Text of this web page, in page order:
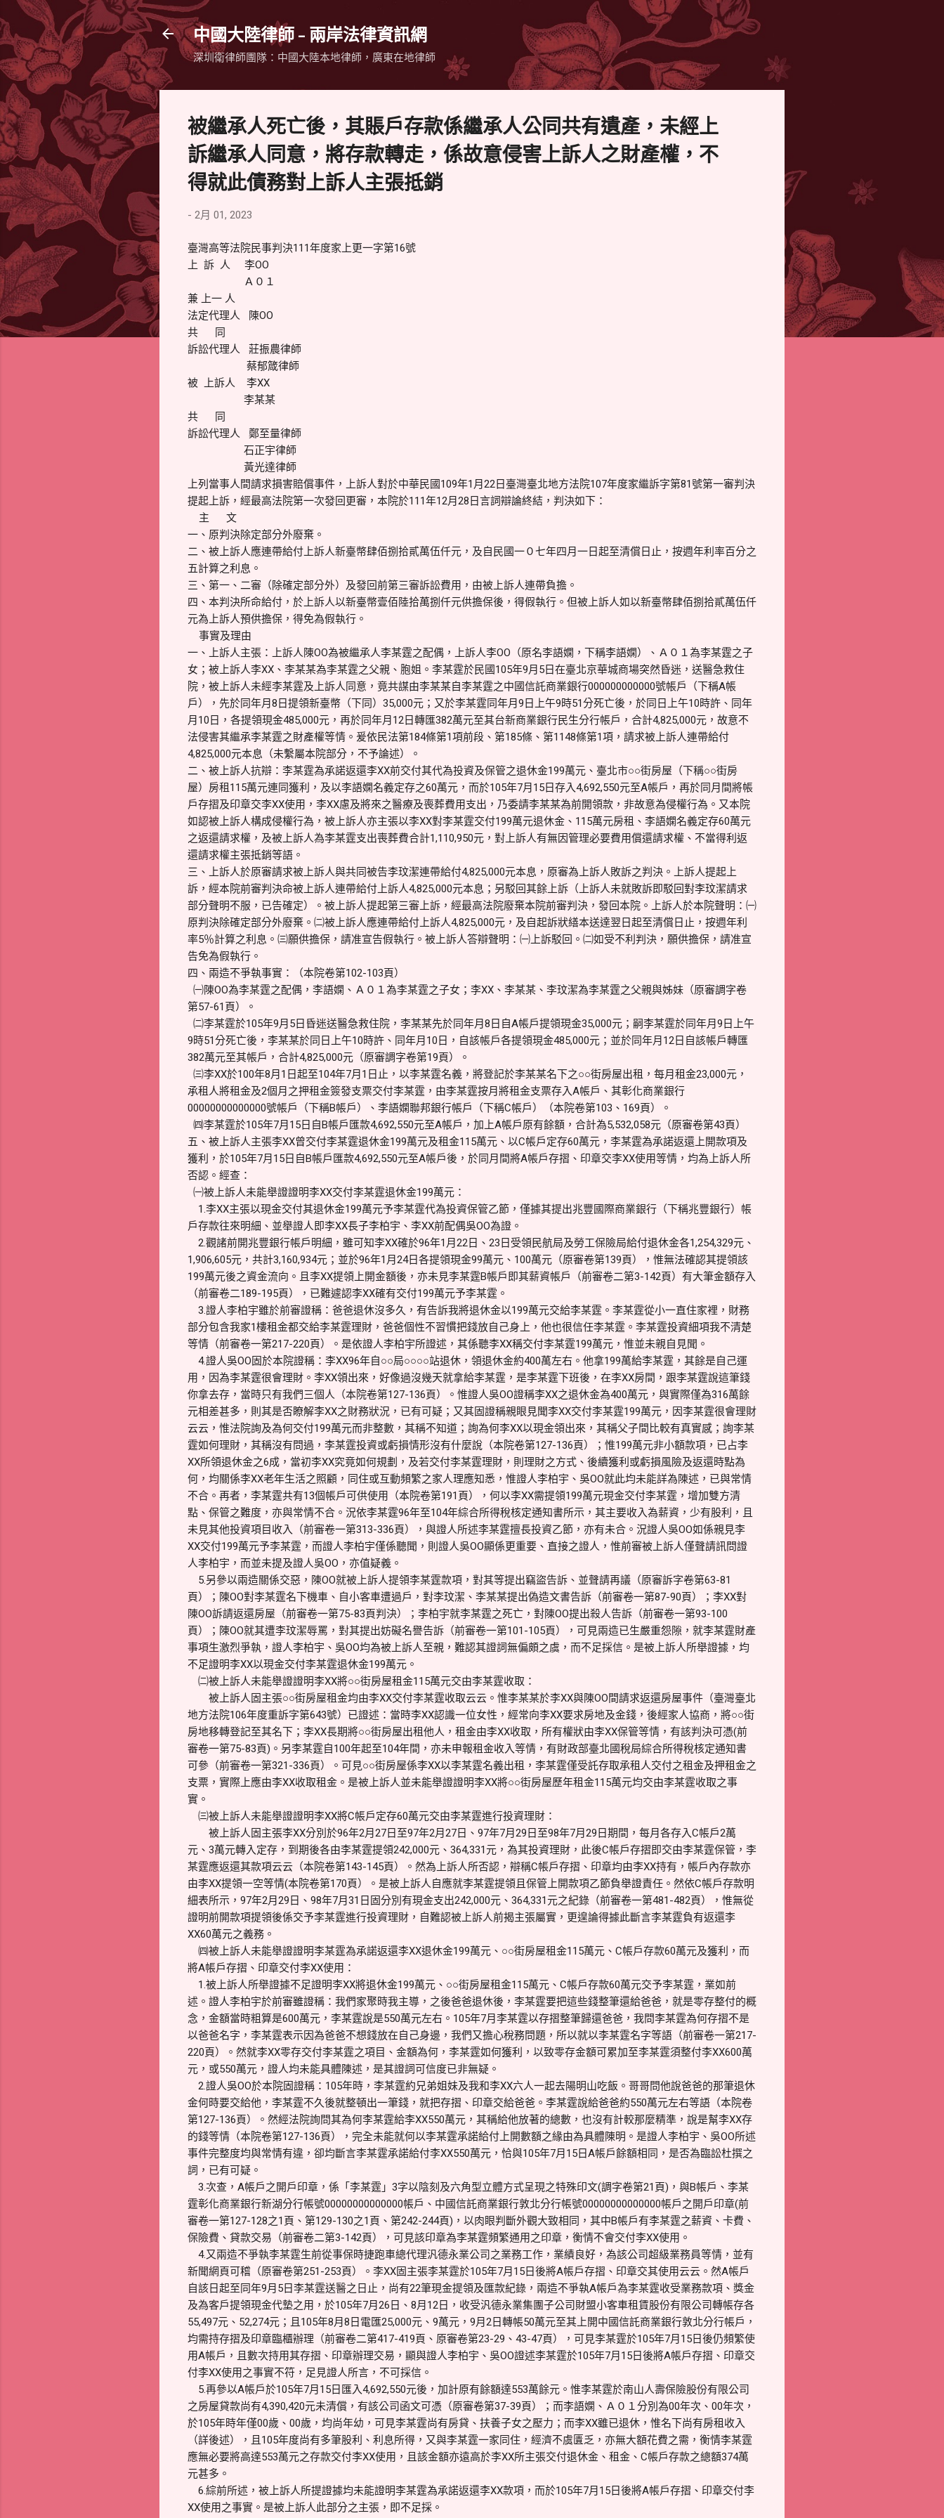
中國大陸律師 - 兩岸法律資訊網
深圳衛律師團隊：中國大陸本地律師，廣東在地律師
被繼承人死亡後，其賬戶存款係繼承人公同共有遺產，未經上
訴繼承人同意，將存款轉走，係故意侵害上訴人之財產權，不
得就此債務對上訴人主張抵銷
- 2月 01, 2023
臺灣高等法院民事判決111年度家上更一字第16號
上 訴 人 李OO
Ａ０１
兼 上一 人
法定代理人 陳OO
共 同
訴訟代理人 莊振農律師
蔡郁箴律師
被 上訴人 李XX
李某某
共 同
訴訟代理人 鄭至量律師
石正宇律師
黃光達律師
上列當事人間請求損害賠償事件，上訴人對於中華民國109年1月22日臺灣臺北地方法院107年度家繼訴字第81號第一審判決
提起上訴，經最高法院第一次發回更審，本院於111年12月28日言詞辯論終結，判決如下：
主 文
一、原判決除定部分外廢棄。
二、被上訴人應連帶給付上訴人新臺幣肆佰捌拾貳萬伍仟元，及自民國一０七年四月一日起至清償日止，按週年利率百分之
五計算之利息。
三、第一、二審（除確定部分外）及發回前第三審訴訟費用，由被上訴人連帶負擔。
四、本判決所命給付，於上訴人以新臺幣壹佰陸拾萬捌仟元供擔保後，得假執行。但被上訴人如以新臺幣肆佰捌拾貳萬伍仟
元為上訴人預供擔保，得免為假執行。
事實及理由
一、上訴人主張：上訴人陳OO為被繼承人李某霆之配偶，上訴人李OO（原名李語嫻，下稱李語嫻）、Ａ０１為李某霆之子
女；被上訴人李XX、李某某為李某霆之父親、胞姐。李某霆於民國105年9月5日在臺北京華城商場突然昏迷，送醫急救住
院，被上訴人未經李某霆及上訴人同意，竟共謀由李某某自李某霆之中國信託商業銀行000000000000號帳戶（下稱A帳
戶），先於同年月8日提領新臺幣（下同）35,000元；又於李某霆同年月9日上午9時51分死亡後，於同日上午10時許、同年
月10日，各提領現金485,000元，再於同年月12日轉匯382萬元至其台新商業銀行民生分行帳戶，合計4,825,000元，故意不
法侵害其繼承李某霆之財產權等情。爰依民法第184條第1項前段、第185條、第1148條第1項，請求被上訴人連帶給付
4,825,000元本息（未繫屬本院部分，不予論述）。
二、被上訴人抗辯：李某霆為承諾返還李XX前交付其代為投資及保管之退休金199萬元、臺北市○○街房屋（下稱○○街房
屋）房租115萬元連同獲利，及以李語嫻名義定存之60萬元，而於105年7月15日存入4,692,550元至A帳戶，再於同月間將帳
戶存摺及印章交李XX使用，李XX慮及將來之醫療及喪葬費用支出，乃委請李某某為前開領款，非故意為侵權行為。又本院
如認被上訴人構成侵權行為，被上訴人亦主張以李XX對李某霆交付199萬元退休金、115萬元房租、李語嫻名義定存60萬元
之返還請求權，及被上訴人為李某霆支出喪葬費合計1,110,950元，對上訴人有無因管理必要費用償還請求權、不當得利返
還請求權主張抵銷等語。
三、上訴人於原審請求被上訴人與共同被告李玟潔連帶給付4,825,000元本息，原審為上訴人敗訴之判決。上訴人提起上
訴，經本院前審判決命被上訴人連帶給付上訴人4,825,000元本息；另駁回其餘上訴（上訴人未就敗訴即駁回對李玟潔請求
部分聲明不服，已告確定）。被上訴人提起第三審上訴，經最高法院廢棄本院前審判決，發回本院。上訴人於本院聲明：㈠
原判決除確定部分外廢棄。㈡被上訴人應連帶給付上訴人4,825,000元，及自起訴狀繕本送達翌日起至清償日止，按週年利
率5％計算之利息。㈢願供擔保，請准宣告假執行。被上訴人答辯聲明：㈠上訴駁回。㈡如受不利判決，願供擔保，請准宣
告免為假執行。
四、兩造不爭執事實：（本院卷第102-103頁）
㈠陳OO為李某霆之配偶，李語嫻、Ａ０１為李某霆之子女；李XX、李某某、李玟潔為李某霆之父親與姊妹（原審調字卷
第57-61頁）。
㈡李某霆於105年9月5日昏迷送醫急救住院，李某某先於同年月8日自A帳戶提領現金35,000元；嗣李某霆於同年月9日上午
9時51分死亡後，李某某於同日上午10時許、同年月10日，自該帳戶各提領現金485,000元；並於同年月12日自該帳戶轉匯
382萬元至其帳戶，合計4,825,000元（原審調字卷第19頁）。
㈢李XX於100年8月1日起至104年7月1日止，以李某霆名義，將登記於李某某名下之○○街房屋出租，每月租金23,000元，
承租人將租金及2個月之押租金簽發支票交付李某霆，由李某霆按月將租金支票存入A帳戶、其彰化商業銀行
00000000000000號帳戶（下稱B帳戶）、李語嫻聯邦銀行帳戶（下稱C帳戶）（本院卷第103、169頁）。
㈣李某霆於105年7月15日自B帳戶匯款4,692,550元至A帳戶，加上A帳戶原有餘額，合計為5,532,058元（原審卷第43頁）
五、被上訴人主張李XX曾交付李某霆退休金199萬元及租金115萬元、以C帳戶定存60萬元，李某霆為承諾返還上開款項及
獲利，於105年7月15日自B帳戶匯款4,692,550元至A帳戶後，於同月間將A帳戶存摺、印章交李XX使用等情，均為上訴人所
否認。經查：
㈠被上訴人未能舉證證明李XX交付李某霆退休金199萬元：
1.李XX主張以現金交付其退休金199萬元予李某霆代為投資保管乙節，僅據其提出兆豐國際商業銀行（下稱兆豐銀行）帳
戶存款往來明細、並舉證人即李XX長子李柏宇、李XX前配偶吳OO為證。
2.觀諸前開兆豐銀行帳戶明細，雖可知李XX確於96年1月22日、23日受領民航局及勞工保險局給付退休金各1,254,329元、
1,906,605元，共計3,160,934元；並於96年1月24日各提領現金99萬元、100萬元（原審卷第139頁），惟無法確認其提領該
199萬元後之資金流向。且李XX提領上開金額後，亦未見李某霆B帳戶即其薪資帳戶（前審卷二第3-142頁）有大筆金額存入
（前審卷二189-195頁），已難遽認李XX確有交付199萬元予李某霆。
3.證人李柏宇雖於前審證稱：爸爸退休沒多久，有告訴我將退休金以199萬元交給李某霆。李某霆從小一直住家裡，財務
部分包含我家1樓租金都交給李某霆理財，爸爸個性不習慣把錢放自己身上，他也很信任李某霆。李某霆投資細項我不清楚
等情（前審卷一第217-220頁）。是依證人李柏宇所證述，其係聽李XX稱交付李某霆199萬元，惟並未親自見聞。
4.證人吳OO固於本院證稱：李XX96年自○○局○○○○站退休，領退休金約400萬左右。他拿199萬給李某霆，其餘是自己運
用，因為李某霆很會理財。李XX領出來，好像過沒幾天就拿給李某霆，是李某霆下班後，在李XX房間，跟李某霆說這筆錢
你拿去存，當時只有我們三個人（本院卷第127-136頁）。惟證人吳OO證稱李XX之退休金為400萬元，與實際僅為316萬餘
元相差甚多，則其是否瞭解李XX之財務狀況，已有可疑；又其固證稱親眼見聞李XX交付李某霆199萬元，因李某霆很會理財
云云，惟法院詢及為何交付199萬元而非整數，其稱不知道；詢為何李XX以現金領出來，其稱父子間比較有真實感；詢李某
霆如何理財，其稱沒有問過，李某霆投資或虧損情形沒有什麼說（本院卷第127-136頁）；惟199萬元非小額款項，已占李
XX所領退休金之6成，當初李XX究竟如何規劃，及若交付李某霆理財，則理財之方式、後續獲利或虧損風險及返還時點為
何，均關係李XX老年生活之照顧，同住或互動頻繁之家人理應知悉，惟證人李柏宇、吳OO就此均未能詳為陳述，已與常情
不合。再者，李某霆共有13個帳戶可供使用（本院卷第191頁），何以李XX需提領199萬元現金交付李某霆，增加雙方清
點、保管之難度，亦與常情不合。況依李某霆96年至104年綜合所得稅核定通知書所示，其主要收入為薪資，少有股利，且
未見其他投資項目收入（前審卷一第313-336頁），與證人所述李某霆擅長投資乙節，亦有未合。況證人吳OO如係親見李
XX交付199萬元予李某霆，而證人李柏宇僅係聽聞，則證人吳OO顯係更重要、直接之證人，惟前審被上訴人僅聲請訊問證
人李柏宇，而並未提及證人吳OO，亦值疑義。
5.另參以兩造關係交惡，陳OO就被上訴人提領李某霆款項，對其等提出竊盜告訴、並聲請再議（原審訴字卷第63-81
頁）；陳OO對李某霆名下機車、自小客車遭過戶，對李玟潔、李某某提出偽造文書告訴（前審卷一第87-90頁）；李XX對
陳OO訴請返還房屋（前審卷一第75-83頁判決）；李柏宇就李某霆之死亡，對陳OO提出殺人告訴（前審卷一第93-100
頁）；陳OO就其遭李玟潔辱罵，對其提出妨礙名譽告訴（前審卷一第101-105頁），可見兩造已生嚴重怨隙，就李某霆財產
事項生激烈爭執，證人李柏宇、吳OO均為被上訴人至親，難認其證詞無偏頗之虞，而不足採信。是被上訴人所舉證據，均
不足證明李XX以現金交付李某霆退休金199萬元。
㈡被上訴人未能舉證證明李XX將○○街房屋租金115萬元交由李某霆收取：
被上訴人固主張○○街房屋租金均由李XX交付李某霆收取云云。惟李某某於李XX與陳OO間請求返還房屋事件（臺灣臺北
地方法院106年度重訴字第643號）已證述：當時李XX認識一位女性，經常向李XX要求房地及金錢，後經家人協商，將○○街
房地移轉登記至其名下；李XX長期將○○街房屋出租他人，租金由李XX收取，所有權狀由李XX保管等情，有該判決可憑(前
審卷一第75-83頁)。另李某霆自100年起至104年間，亦未申報租金收入等情，有財政部臺北國稅局綜合所得稅核定通知書
可參（前審卷一第321-336頁）。可見○○街房屋係李XX以李某霆名義出租，李某霆僅受託存取承租人交付之租金及押租金之
支票，實際上應由李XX收取租金。是被上訴人並未能舉證證明李XX將○○街房屋歷年租金115萬元均交由李某霆收取之事
實。
㈢被上訴人未能舉證證明李XX將C帳戶定存60萬元交由李某霆進行投資理財：
被上訴人固主張李XX分別於96年2月27日至97年2月27日、97年7月29日至98年7月29日期間，每月各存入C帳戶2萬
元、3萬元轉入定存，到期後各由李某霆提領242,000元、364,331元，為其投資理財，此後C帳戶存摺即交由李某霆保管，李
某霆應返還其款項云云（本院卷第143-145頁）。然為上訴人所否認，辯稱C帳戶存摺、印章均由李XX持有，帳戶內存款亦
由李XX提領一空等情(本院卷第170頁）。是被上訴人自應就李某霆提領且保管上開款項乙節負舉證責任。然依C帳戶存款明
細表所示，97年2月29日、98年7月31日固分別有現金支出242,000元、364,331元之紀錄（前審卷一第481-482頁），惟無從
證明前開款項提領後係交予李某霆進行投資理財，自難認被上訴人前揭主張屬實，更遑論得據此斷言李某霆負有返還李
XX60萬元之義務。
㈣被上訴人未能舉證證明李某霆為承諾返還李XX退休金199萬元、○○街房屋租金115萬元、C帳戶存款60萬元及獲利，而
將A帳戶存摺、印章交付李XX使用：
1.被上訴人所舉證據不足證明李XX將退休金199萬元、○○街房屋租金115萬元、C帳戶存款60萬元交予李某霆，業如前
述。證人李柏宇於前審雖證稱：我們家聚時我主導，之後爸爸退休後，李某霆要把這些錢整筆還給爸爸，就是零存整付的概
念，金額當時粗算是600萬元，李某霆說是550萬元左右。105年7月李某霆以存摺整筆歸還爸爸，我問李某霆為何存摺不是
以爸爸名字，李某霆表示因為爸爸不想錢放在自己身邊，我們又擔心稅務問題，所以就以李某霆名字等語（前審卷一第217-
220頁）。然就李XX零存交付李某霆之項目、金額為何，李某霆如何獲利，以致零存金額可累加至李某霆須整付李XX600萬
元，或550萬元，證人均未能具體陳述，是其證詞可信度已非無疑。
2.證人吳OO於本院固證稱：105年時，李某霆約兄弟姐妹及我和李XX六人一起去陽明山吃飯。哥哥問他說爸爸的那筆退休
金何時要交給他，李某霆不久後就整頓出一筆錢，就把存摺、印章交給爸爸。李某霆說給爸爸約550萬元左右等語（本院卷
第127-136頁）。然經法院詢問其為何李某霆給李XX550萬元，其稱給他放著的總數，也沒有計較那麼精準，說是幫李XX存
的錢等情（本院卷第127-136頁），完全未能就何以李某霆承諾給付上開數額之緣由為具體陳明。是證人李柏宇、吳OO所述
事件完整度均與常情有違，卻均斷言李某霆承諾給付李XX550萬元，恰與105年7月15日A帳戶餘額相同，是否為臨訟杜撰之
詞，已有可疑。
3.次查，A帳戶之開戶印章，係「李某霆」3字以陰刻及六角型立體方式呈現之特殊印文(調字卷第21頁)，與B帳戶、李某
霆彰化商業銀行新湖分行帳號00000000000000帳戶、中國信託商業銀行敦北分行帳號00000000000000帳戶之開戶印章(前
審卷一第127-128之1頁、第129-130之1頁、第242-244頁)，以肉眼判斷外觀大致相同，其中B帳戶有李某霆之薪資、卡費、
保險費、貸款交易（前審卷二第3-142頁），可見該印章為李某霆頻繁通用之印章，衡情不會交付李XX使用。
4.又兩造不爭執李某霆生前從事保時捷跑車總代理汎德永業公司之業務工作，業績良好，為該公司超級業務員等情，並有
新聞網頁可稽（原審卷第251-253頁）。李XX固主張李某霆於105年7月15日後將A帳戶存摺、印章交其使用云云。然A帳戶
自該日起至同年9月5日李某霆送醫之日止，尚有22筆現金提領及匯款紀錄，兩造不爭執A帳戶為李某霆收受業務款項、獎金
及為客戶提領現金代墊之用，於105年7月26日、8月12日，收受汎德永業集團子公司財盟小客車租賃股份有限公司轉帳存各
55,497元、52,274元；且105年8月8日電匯25,000元、9萬元，9月2日轉帳50萬元至其上開中國信託商業銀行敦北分行帳戶，
均需持存摺及印章臨櫃辦理（前審卷二第417-419頁、原審卷第23-29、43-47頁），可見李某霆於105年7月15日後仍頻繁使
用A帳戶，且數次持用其存摺、印章辦理交易，顯與證人李柏宇、吳OO證述李某霆於105年7月15日後將A帳戶存摺、印章交
付李XX使用之事實不符，足見證人所言，不可採信。
5.再參以A帳戶於105年7月15日匯入4,692,550元後，加計原有餘額達553萬餘元。惟李某霆於南山人壽保險股份有限公司
之房屋貸款尚有4,390,420元未清償，有該公司函文可憑（原審卷第37-39頁）；而李語嫻、Ａ０１分別為00年次、00年次，
於105年時年僅00歲、00歲，均尚年幼，可見李某霆尚有房貸、扶養子女之壓力；而李XX雖已退休，惟名下尚有房租收入
（詳後述），且105年度尚有多筆股利、利息所得，又與李某霆一家同住，經濟不虞匱乏，亦無大額花費之需，衡情李某霆
應無必要將高達553萬元之存款交付李XX使用，且該金額亦遠高於李XX所主張交付退休金、租金、C帳戶存款之總額374萬
元甚多。
6.綜前所述，被上訴人所提證據均未能證明李某霆為承諾返還李XX款項，而於105年7月15日後將A帳戶存摺、印章交付李
XX使用之事實。是被上訴人此部分之主張，即不足採。